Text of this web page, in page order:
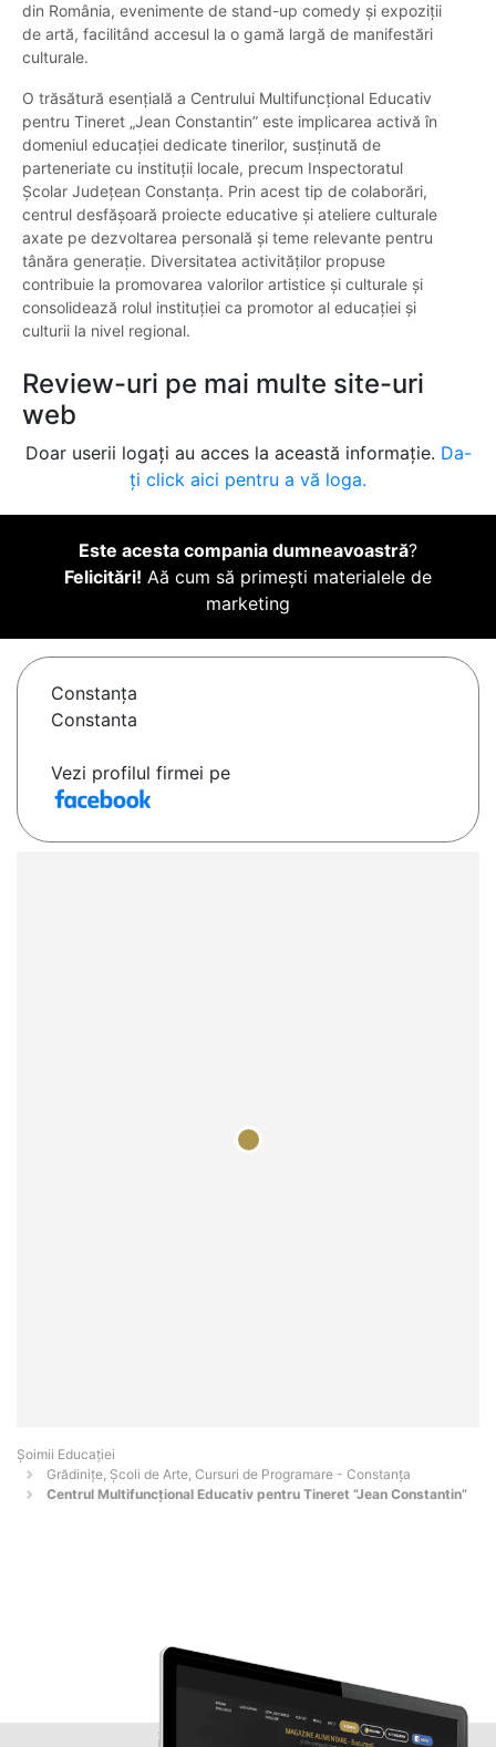
din România, evenimente de stand-up comedy și expoziții
de artă, facilitând accesul la o gamă largă de manifestări
culturale.
O trăsătură esențială a Centrului Multifuncțional Educativ
pentru Tineret „Jean Constantin” este implicarea activă în
domeniul educației dedicate tinerilor, susținută de
parteneriate cu instituții locale, precum Inspectoratul
Școlar Județean Constanța. Prin acest tip de colaborări,
centrul desfășoară proiecte educative și ateliere culturale
axate pe dezvoltarea personală și teme relevante pentru
tânăra generație. Diversitatea activităților propuse
contribuie la promovarea valorilor artistice și culturale și
consolidează rolul instituției ca promotor al educației și
culturii la nivel regional.
Review-uri pe mai multe site-uri
web
Doar userii logați au acces la această informație. Da-
ți click aici pentru a vă loga.
Este acesta compania dumneavoastră?
Felicitări! Aă cum să primești materialele de
marketing
Constanţa
Constanta
Vezi profilul firmei pe
Șoimii Educației
Grădinițe, Școli de Arte, Cursuri de Programare - Constanţa
Centrul Multifuncțional Educativ pentru Tineret “Jean Constantin”